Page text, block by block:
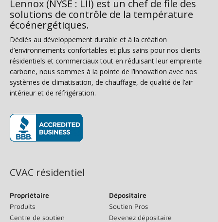
Lennox (NYSE : LII) est un chef de file des
solutions de contrôle de la température
écoénergétiques.
Dédiés au développement durable et à la création
d’environnements confortables et plus sains pour nos clients
résidentiels et commerciaux tout en réduisant leur empreinte
carbone, nous sommes à la pointe de l’innovation avec nos
systèmes de climatisation, de chauffage, de qualité de l’air
intérieur et de réfrigération.
CVAC résidentiel
Propriétaire
Produits
Centre de soutien
Dépositaire
Soutien Pros
Devenez dépositaire